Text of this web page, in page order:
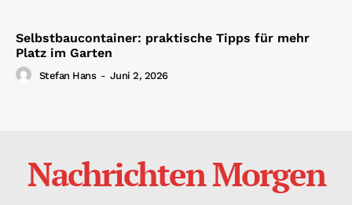
Selbstbaucontainer: praktische Tipps für mehr
Platz im Garten
Stefan Hans - Juni 2, 2026
Nachrichten Morgen